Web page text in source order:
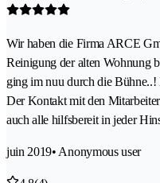
Wir haben die Firma ARCE
Reinigung der alten Wohnung
ging im nuu durch die
Der Kontakt mit den
auch alle hilfsbereit in jeder
juin 2019• Anonymous user